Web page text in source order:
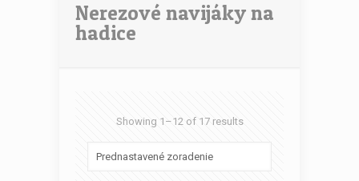
Nerezové navijáky na
hadice
Showing 1–12 of 17 results